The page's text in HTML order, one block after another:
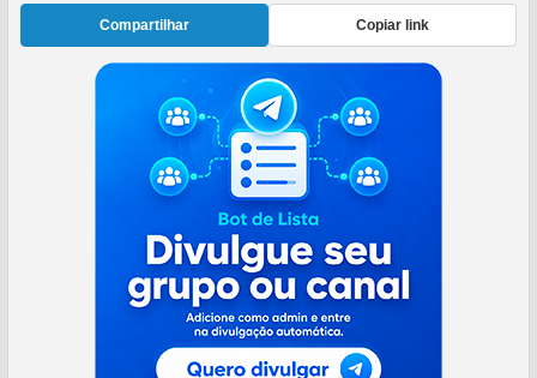
Compartilhar Copiar link